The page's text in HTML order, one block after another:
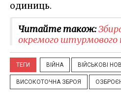
одиниць.
Читайте також:
окремого штурмового
ТЕГИ ВІЙНА ВІЙСЬКОВІ
ВИСОКОТОЧНА ЗБРОЯ